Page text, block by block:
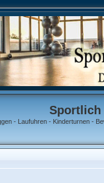
Sportlich
- Laufuhren - Kinderturnen -